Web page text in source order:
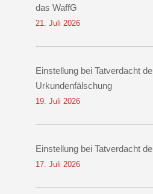
das WaffG
21. Juli 2026
Einstellung bei Tatverdacht
Urkundenfälschung
19. Juli 2026
Einstellung bei Tatverdacht
17. Juli 2026